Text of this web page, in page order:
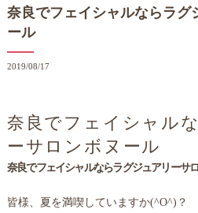
奈良でフェイシャルならラグ
ール
2019/08/17
奈良でフェイシャルならラグジュアリーサ
奈良でフェイシャル
ーサロンボヌール
皆様、夏を満喫していますか(^O^)？